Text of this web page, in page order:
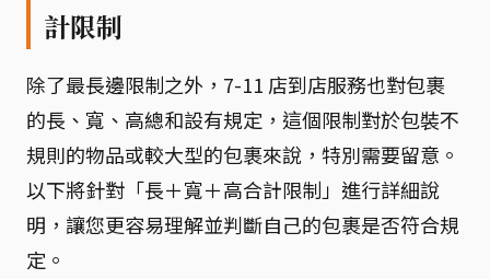
計限制
除了最長邊限制之外，7-11 店到店服務也對包裹
的長、寬、高總和設有規定，這個限制對於包裝不
規則的物品或較大型的包裹來說，特別需要留意。
以下將針對「長＋寬＋高合計限制」進行詳細說
明，讓您更容易理解並判斷自己的包裹是否符合規
定。